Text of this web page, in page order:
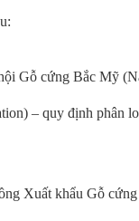
Gỗ cứng Bắc Mỹ
– quy định phân
Xuất khẩu Gỗ